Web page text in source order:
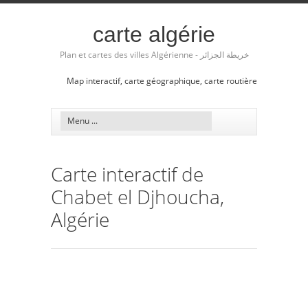
carte algérie
Plan et cartes des villes Algérienne - خريطة الجزائر
Map interactif, carte géographique, carte routière
Carte interactif de
Chabet el Djhoucha,
Algérie